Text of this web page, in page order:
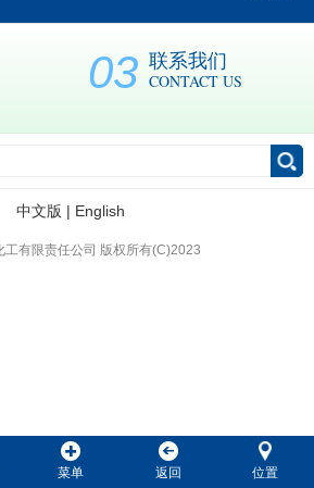
03 联系我们
CONTACT US
中文版 | English
工有限责任公司 版权所有(C)2023
菜单 返回 位置